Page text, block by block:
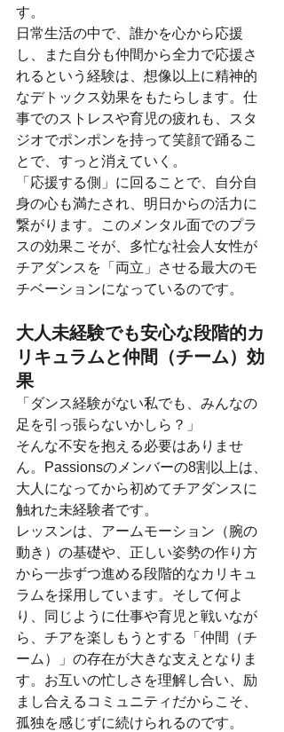
す。
日常生活の中で、誰かを心から応援
し、また自分も仲間から全力で応援さ
れるという経験は、想像以上に精神的
なデトックス効果をもたらします。仕
事でのストレスや育児の疲れも、スタ
ジオでポンポンを持って笑顔で踊るこ
とで、すっと消えていく。
「応援する側」に回ることで、自分自
身の心も満たされ、明日からの活力に
繋がります。このメンタル面でのプラ
スの効果こそが、多忙な社会人女性が
チアダンスを「両立」させる最大のモ
チベーションになっているのです。
大人未経験でも安心な段階的カ
リキュラムと仲間（チーム）効
果
「ダンス経験がない私でも、みんなの
足を引っ張らないかしら？」
そんな不安を抱える必要はありませ
ん。Passionsのメンバーの8割以上は、
大人になってから初めてチアダンスに
触れた未経験者です。
レッスンは、アームモーション（腕の
動き）の基礎や、正しい姿勢の作り方
から一歩ずつ進める段階的なカリキュ
ラムを採用しています。そして何よ
り、同じように仕事や育児と戦いなが
ら、チアを楽しもうとする「仲間（チ
ーム）」の存在が大きな支えとなりま
す。お互いの忙しさを理解し合い、励
まし合えるコミュニティだからこそ、
孤独を感じずに続けられるのです。